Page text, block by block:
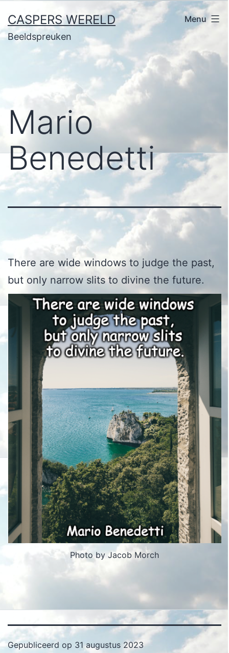
naar
de
CASPERS WERELD
Beeldspreuken
Menu
Mario
Benedetti
There are wide windows to judge the past,
but only narrow slits to divine the future.
Photo by Jacob Morch
Gepubliceerd op 31 augustus 2023